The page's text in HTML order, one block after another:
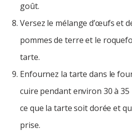
goût.
Versez le mélange d’œufs et
pommes de terre et le
tarte.
Enfournez la tarte dans le
cuire pendant environ 30 à 35
ce que la tarte soit dorée et
prise.